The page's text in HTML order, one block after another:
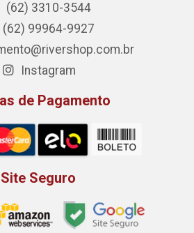
(62) 3310-3544
(62) 99964-9927
Instagram
de Pagamento
Site Seguro